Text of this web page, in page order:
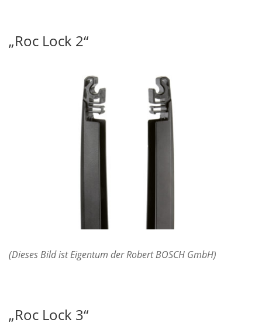
„Roc Lock 2“
(Dieses Bild ist Eigentum der Robert BOSCH GmbH)
„Roc Lock 3“